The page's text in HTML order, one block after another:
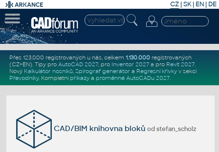
CZ | SK| EN | DE
Přes 123.000 registrovaných u nás, celkem 1.130.000registrovaných
(CZ+EN). Tipy pro AutoCAD 2027, pro Inventor 2027a pro Revit 2027.
Nový Kalkulátor nosníků, Spirograf generátor a Regresní křivkyv sekci
Převodníky. Kompletní příkazya proměnné AutoCADu 2027.
CAD/BIM knihovna blokůod stefan_scholz